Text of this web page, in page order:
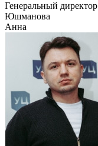
Генеральный директор
Юшманова
Анна